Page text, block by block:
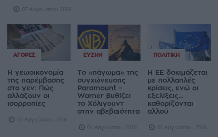
07 Αυγούστου 2026
ΑΓΟΡΈΣ
Η γεωοικονομία
της παρέμβασης
στο γεν: Πώς
αλλάζουν οι
ισορροπίες
07 Αυγούστου 2026
ΕΥΖΗΝ
Το «πάγωμα» της
συγχώνευσης
Paramount –
Warner βυθίζει
το Χόλιγουντ
στην αβεβαιότητα
06 Αυγούστου 2026
ΠΟΛΙΤΙΚΉ
Η ΕΕ δοκιμάζεται
με πολλαπλές
κρίσεις, ενώ οι
εξελίξεις...
καθορίζονται
αλλού
06 Αυγούστου 2026